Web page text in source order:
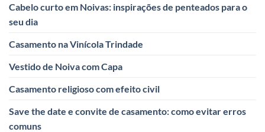
Cabelo curto em Noivas: inspirações de penteados para o
seu dia
Casamento na Vinícola Trindade
Vestido de Noiva com Capa
Casamento religioso com efeito civil
Save the date e convite de casamento: como evitar erros
comuns